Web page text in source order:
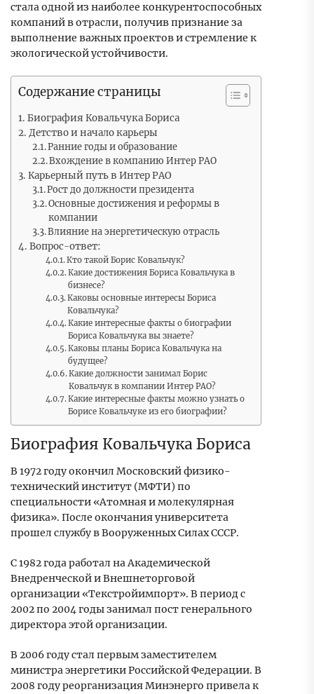
стала одной из наиболее конкурентоспособных
компаний в отрасли, получив признание за
выполнение важных проектов и стремление к
экологической устойчивости.
Содержание страницы
Биография Ковальчука Бориса
Детство и начало карьеры
Ранние годы и образование
Вхождение в компанию Интер РАО
Карьерный путь в Интер РАО
Рост до должности президента
Основные достижения и реформы в
компании
Влияние на энергетическую отрасль
Вопрос-ответ:
Кто такой Борис Ковальчук?
Какие достижения Бориса Ковальчука в
бизнесе?
Каковы основные интересы Бориса
Ковальчука?
Какие интересные факты о биографии
Бориса Ковальчука вы знаете?
Каковы планы Бориса Ковальчука на
будущее?
Какие должности занимал Борис
Ковальчук в компании Интер РАО?
Какие интересные факты можно узнать о
Борисе Ковальчуке из его биографии?
Биография Ковальчука Бориса
В 1972 году окончил Московский физико-
технический институт (МФТИ) по
специальности «Атомная и молекулярная
физика». После окончания университета
прошел службу в Вооруженных Силах СССР.
С 1982 года работал на Академической
Внедренческой и Внешнеторговой
организации «Текстройимпорт». В период с
2002 по 2004 годы занимал пост генерального
директора этой организации.
В 2006 году стал первым заместителем
министра энергетики Российской Федерации. В
2008 году реорганизация Минэнерго привела к